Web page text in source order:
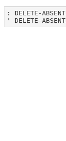
: DELETE-
' DELETE-